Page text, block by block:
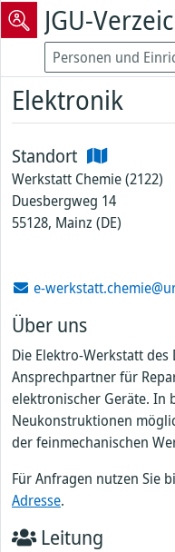
JGU-
Elektronik
Standort
Werkstatt Chemie (2122)
Duesbergweg 14
55128, Mainz (DE)
e-
Über uns
Die Elektro-Werkstatt
Ansprechpartner für
elektronischer Geräte. In
Neukonstruktionen
der feinmechanischen
Für Anfragen nutzen Sie
Adresse.
Leitung